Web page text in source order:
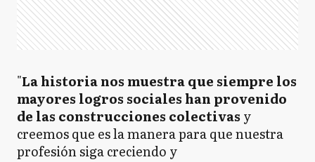
"La historia nos muestra que siempre los
mayores logros sociales han provenido
de las construcciones colectivas y
creemos que es la manera para que nuestra
profesión siga creciendo y